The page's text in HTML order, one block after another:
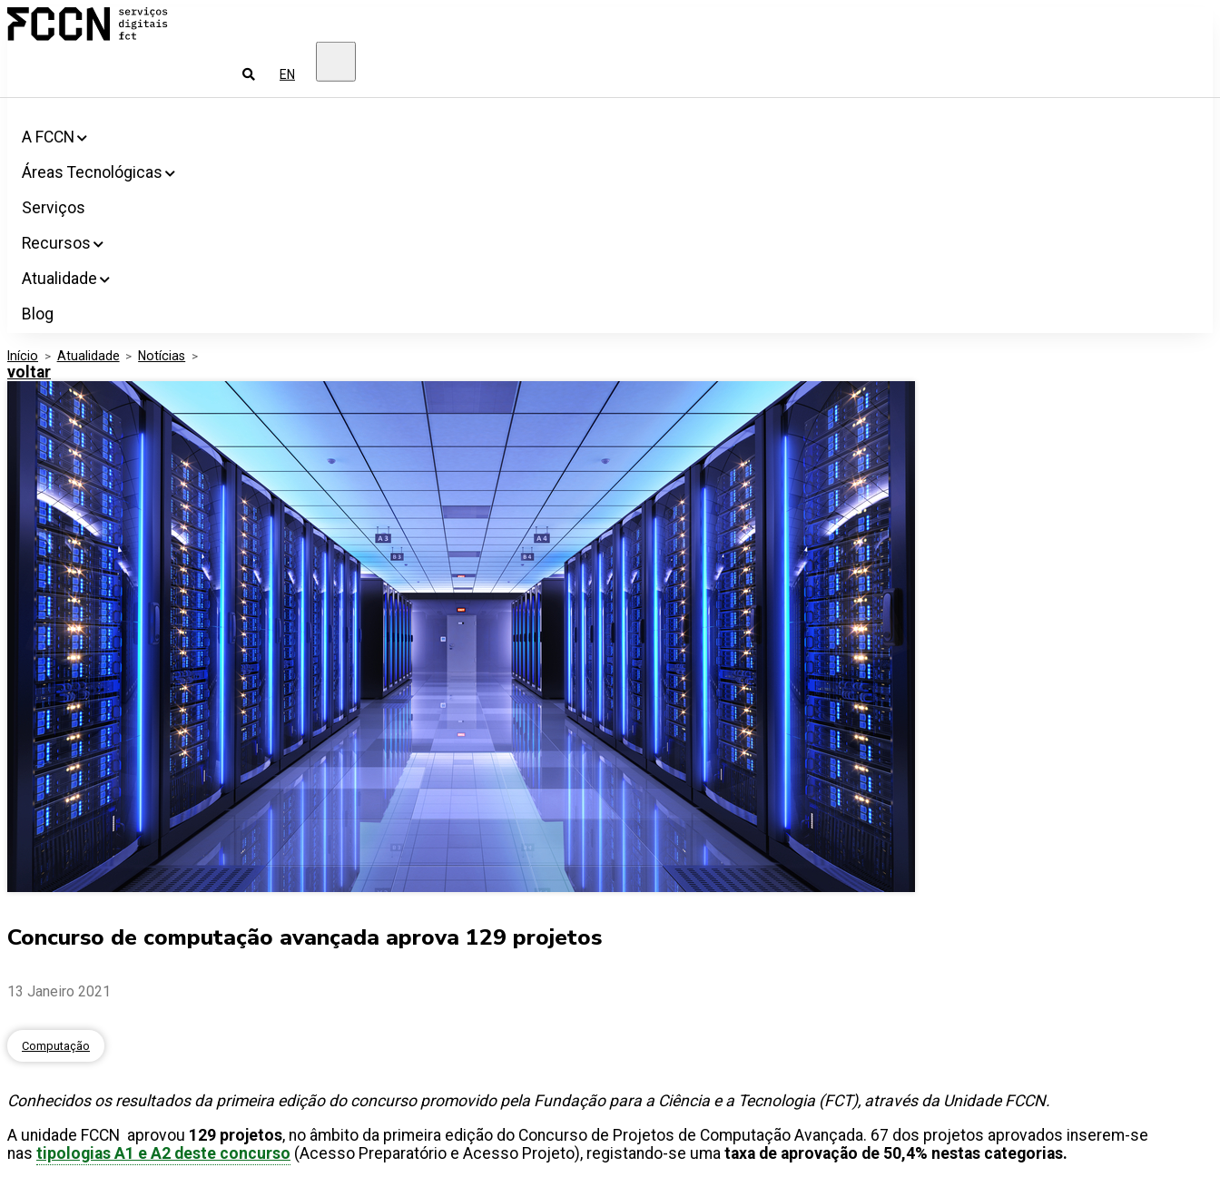
Salta
para
Pesquisar
EN
A FCCN
Áreas Tecnológicas
Serviços
Recursos
Atualidade
Blog
Início > Atualidade > Notícias >
voltar
Concurso de computação avançada aprova 129 projetos
13 Janeiro 2021
Computação
Conhecidos os resultados da primeira edição do concurso promovido pela Fundação para a Ciência e a Tecnologia (FCT), através da Unidade FCCN.
A unidade FCCN aprovou 129 projetos, no âmbito da primeira edição do Concurso de Projetos de Computação Avançada. 67 dos projetos aprovados inserem-se
nas tipologias A1 e A2 deste concurso (Acesso Preparatório e Acesso Projeto), registando-se uma taxa de aprovação de 50,4% nestas categorias.